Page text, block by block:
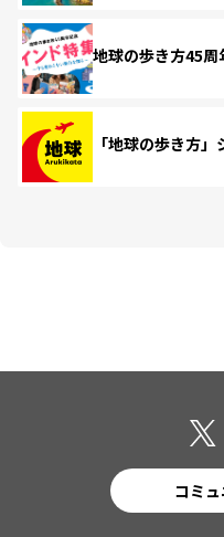
地球の歩き方45
「地球の歩き方
コミ